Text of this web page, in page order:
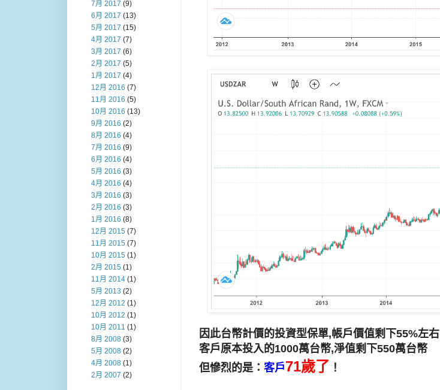
因此台幣計價的投資型保單,帳戶價值剩下55%左右
客戶原本投入的1000萬台幣,淨值剩下550萬台幣
但慘烈的是： 客戶71歲了 ！
7月 2017 (9)
6月 2017 (13)
5月 2017 (15)
4月 2017 (7)
3月 2017 (6)
2月 2017 (5)
1月 2017 (4)
12月 2016 (7)
11月 2016 (5)
10月 2016 (13)
9月 2016 (2)
8月 2016 (4)
7月 2016 (9)
6月 2016 (4)
5月 2016 (3)
4月 2016 (4)
3月 2016 (3)
2月 2016 (3)
1月 2016 (8)
12月 2015 (7)
11月 2015 (7)
10月 2015 (1)
2月 2015 (1)
11月 2014 (1)
5月 2013 (2)
12月 2012 (1)
10月 2012 (1)
10月 2011 (1)
8月 2008 (3)
5月 2008 (2)
4月 2008 (1)
2月 2007 (2)